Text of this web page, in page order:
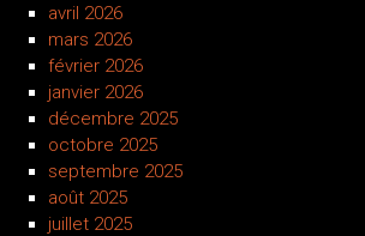
avril 2026
mars 2026
février 2026
janvier 2026
décembre 2025
octobre 2025
septembre 2025
août 2025
juillet 2025